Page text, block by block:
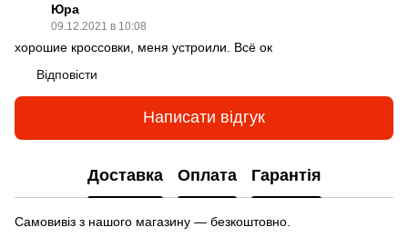
Юра
09.12.2021 в 10:08
хорошие кроссовки, меня устроили. Всё ок
Відповісти
Написати відгук
Доставка Оплата Гарантія
Самовивіз з нашого магазину — безкоштовно.